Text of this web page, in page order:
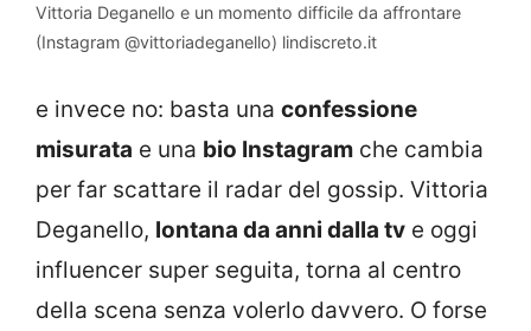
Vittoria Deganello e un momento difficile da affrontare
(Instagram @vittoriadeganello) lindiscreto.it
e invece no: basta una confessione
misurata e una bio Instagram che cambia
per far scattare il radar del gossip. Vittoria
Deganello, lontana da anni dalla tv e oggi
influencer super seguita, torna al centro
della scena senza volerlo davvero. O forse